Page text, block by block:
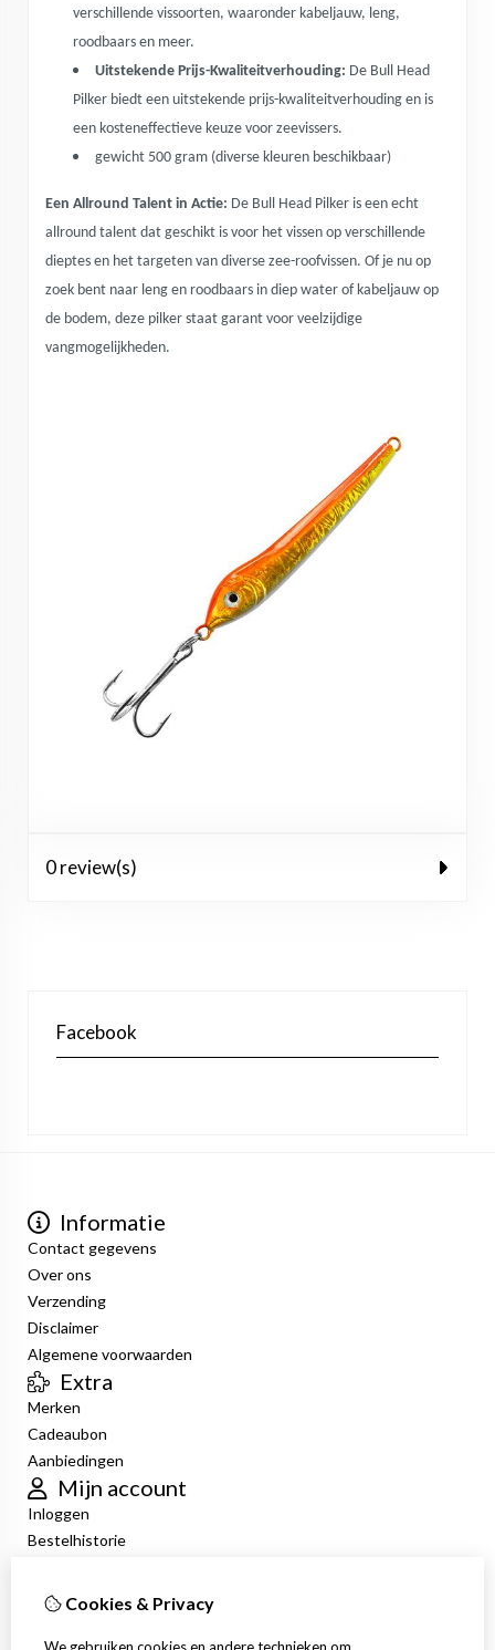
verschillende vissoorten, waaronder kabeljauw, leng,
roodbaars en meer.
Uitstekende Prijs-Kwaliteitverhouding: De Bull Head
Pilker biedt een uitstekende prijs-kwaliteitverhouding en is
een kosteneffectieve keuze voor zeevissers.
gewicht 500 gram (diverse kleuren beschikbaar)
Een Allround Talent in Actie: De Bull Head Pilker is een echt
allround talent dat geschikt is voor het vissen op verschillende
dieptes en het targeten van diverse zee-roofvissen. Of je nu op
zoek bent naar leng en roodbaars in diep water of kabeljauw op
de bodem, deze pilker staat garant voor veelzijdige
vangmogelijkheden.
0 review(s)
Facebook
Informatie
Contact gegevens
Over ons
Verzending
Disclaimer
Algemene voorwaarden
Extra
Merken
Cadeaubon
Aanbiedingen
Mijn account
Inloggen
Bestelhistorie
Nieuwsbrief
Klantenservice
Contact
Cookies & Privacy